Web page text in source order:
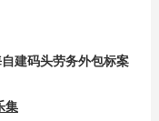
建码头劳务外包标案
集